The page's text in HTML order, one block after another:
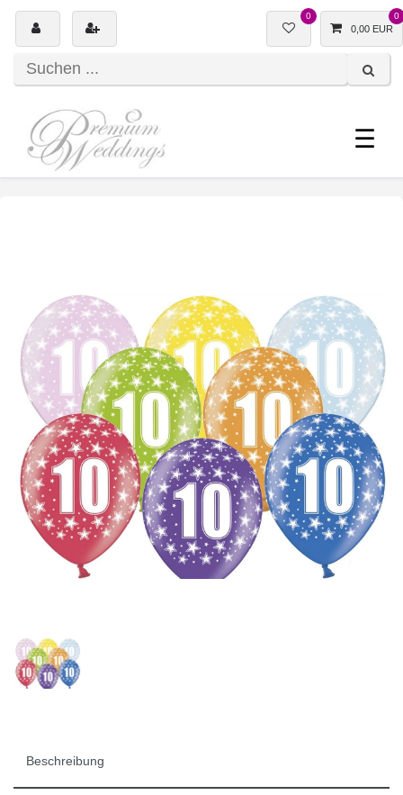
0 0
0,00 EUR
☰
Beschreibung